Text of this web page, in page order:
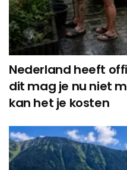
Nederland heeft
dit mag je nu niet
kan het je kosten